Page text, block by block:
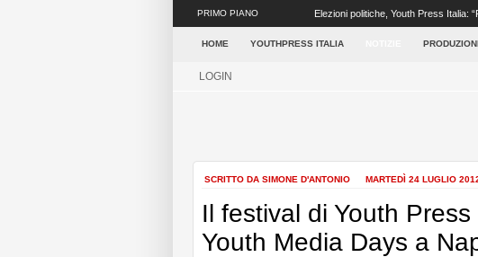
PRIMO PIANO Elezioni politiche, Youth Press Italia:
possa avere una magg...
HOME YOUTHPRESS ITALIA PRODUZIONI
LOGIN
SCRITTO DA SIMONE D'ANTONIO MARTEDÌ 24 LUGLIO
Il festival di Youth
Youth Media Days a